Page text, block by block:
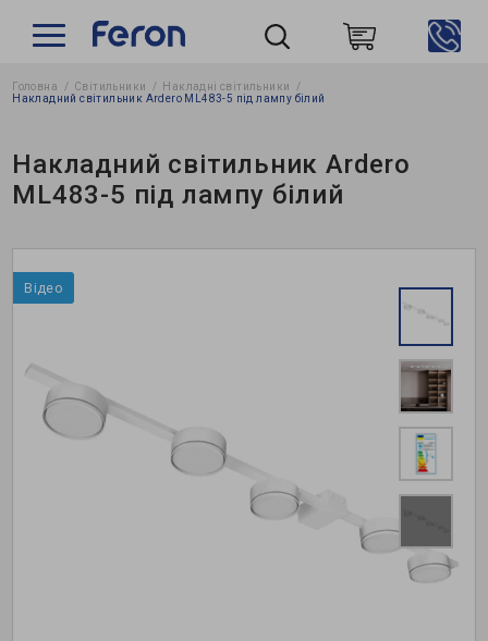
Головна Світильники
Накладні світильники
Накладний світильник Ardero ML483-5 під лампу білий
Накладний світильник Ardero
ML483-5 під лампу білий
Відео